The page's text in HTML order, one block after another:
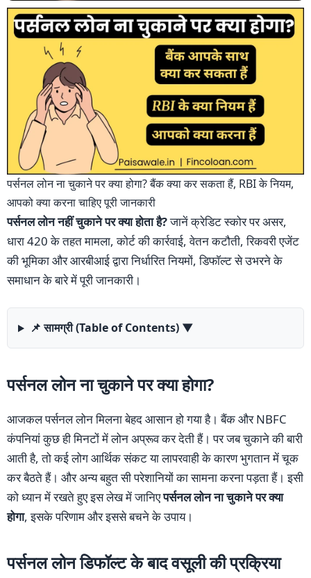
पर्सनल लोन ना चुकाने पर क्या होगा? बैंक क्या कर सकता हैं, RBI के नियम,
आपको क्या करना चाहिए पूरी जानकारी
पर्सनल लोन नहीं चुकाने पर क्या होता है?जानें क्रेडिट स्कोर पर असर,
धारा 420 के तहत मामला, कोर्ट की कार्रवाई, वेतन कटौती, रिकवरी एजेंट
की भूमिका और आरबीआई द्वारा निर्धारित नियमों, डिफाॅल्ट से उभरने के
समाधान के बारे में पूरी जानकारी।
📌 सामग्री (Table of Contents) ▼
पर्सनल लोन ना चुकाने पर क्या होगा?
आजकल पर्सनल लोन मिलना बेहद आसान हो गया है। बैंक और NBFC
कंपनियां कुछ ही मिनटों में लोन अप्रूव कर देती हैं। पर जब चुकाने की बारी
आती है, तो कई लोग आर्थिक संकट या लापरवाही के कारण भुगतान में चूक
कर बैठते हैं। और अन्य बहुत सी परेशानियों का सामना करना पड़ता हैं। इसी
को ध्यान में रखते हुए इस लेख में जानिएपर्सनल लोन ना चुकाने पर क्या
होगा, इसके परिणाम और इससे बचने के उपाय।
पर्सनल लोन डिफॉल्ट के बाद वसूली की प्रक्रिया